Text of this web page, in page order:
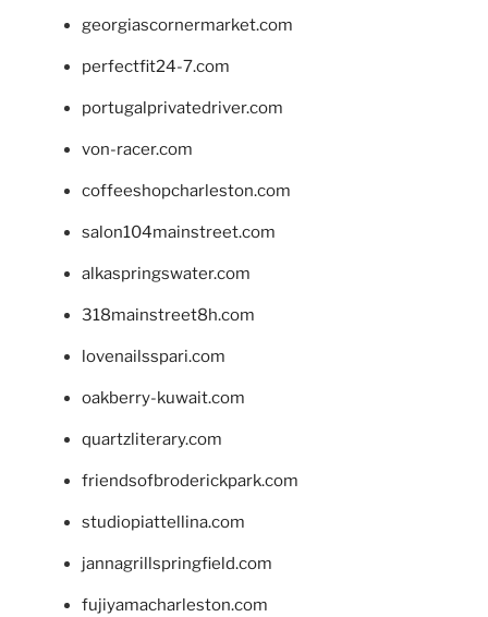
georgiascornermarket.com
perfectfit24-7.com
portugalprivatedriver.com
von-racer.com
coffeeshopcharleston.com
salon104mainstreet.com
alkaspringswater.com
318mainstreet8h.com
lovenailsspari.com
oakberry-kuwait.com
quartzliterary.com
friendsofbroderickpark.com
studiopiattellina.com
jannagrillspringfield.com
fujiyamacharleston.com